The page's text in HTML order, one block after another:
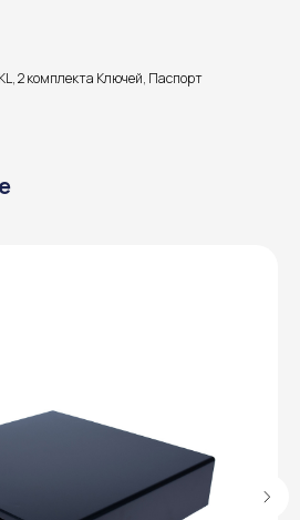
2 комплекта Ключей, Паспорт